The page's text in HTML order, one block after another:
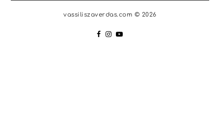
vassiliszaverdas.com © 2026